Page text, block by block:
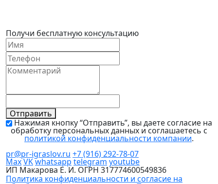
Получи бесплатную консультацию
Отправить
Нажимая кнопку “Отправить”, вы даете согласие на
обработку персональных данных и соглашаетесь с
политикой конфиденциальности компании.
pr@pr-igraslov.ru +7 (916) 292-78-07
MaxVKwhatsapp telegram youtube
ИП Макарова Е. И. ОГРН 317774600549836
Политика конфиденциальности и согласие на